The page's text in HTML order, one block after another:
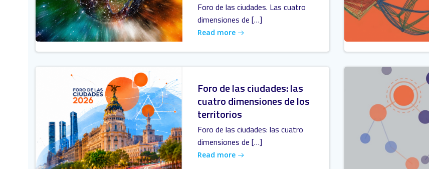
Foro de las ciudades. Las cuatro
dimensiones de […]
Read more
Foro de las ciudades: las
cuatro dimensiones de los
territorios
Foro de las ciudades: las cuatro
dimensiones de […]
Read more